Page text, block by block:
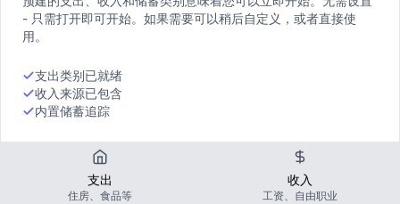
- 只需打开即可开始。如果需要可以稍后自定义，或者直接使
用。
支出类别已就绪
收入来源已包含
内置储蓄追踪
支出
住房、食品等
收入
工资、自由职业